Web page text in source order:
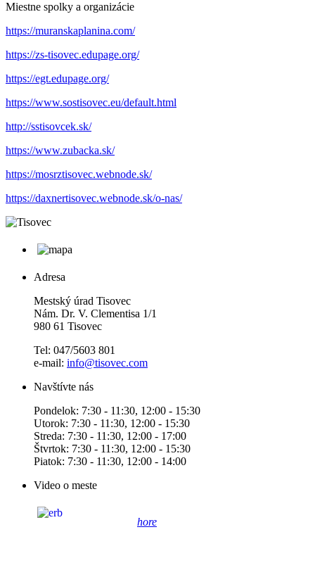
Miestne spolky a organizácie
https://muranskaplanina.com/
https://zs-tisovec.edupage.org/
https://egt.edupage.org/
https://www.sostisovec.eu/default.html
http://sstisovcek.sk/
https://www.zubacka.sk/
https://mosrztisovec.webnode.sk/
https://daxnertisovec.webnode.sk/o-nas/
Adresa
Mestský úrad Tisovec
Nám. Dr. V. Clementisa 1/1
980 61 Tisovec
Tel: 047/5603 801
e-mail: info@tisovec.com
Navštívte nás
Pondelok: 7:30 - 11:30, 12:00 - 15:30
Utorok: 7:30 - 11:30, 12:00 - 15:30
Streda: 7:30 - 11:30, 12:00 - 17:00
Štvrtok: 7:30 - 11:30, 12:00 - 15:30
Piatok: 7:30 - 11:30, 12:00 - 14:00
Video o meste
hore